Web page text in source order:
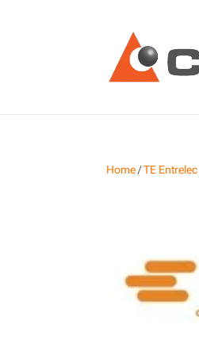
Home/TE Entrelec